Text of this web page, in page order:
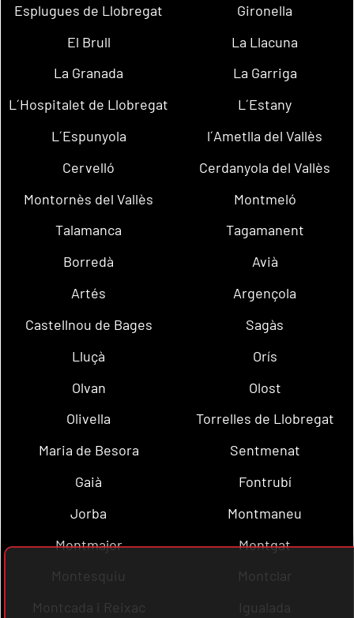
Esplugues de Llobregat
Gironella
El Brull
La Llacuna
La Granada
La Garriga
L´Hospitalet de Llobregat
L´Estany
L´Espunyola
l´Ametlla del Vallès
Cervelló
Cerdanyola del Vallès
Montornès del Vallès
Montmeló
Talamanca
Tagamanent
Borredà
Avià
Artés
Argençola
Castellnou de Bages
Sagàs
Lluçà
Orís
Olvan
Olost
Olivella
Torrelles de Llobregat
Maria de Besora
Sentmenat
Gaià
Fontrubí
Jorba
Montmaneu
Montmajor
Montgat
Montesquiu
Montclar
Montcada i Reixac
Igualada